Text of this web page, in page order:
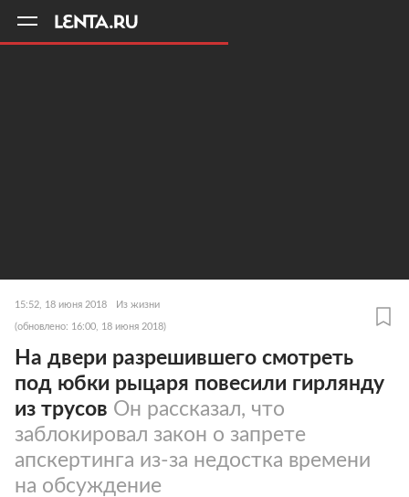
15:52, 18 июня 2018 Из жизни
(обновлено: 16:00, 18 июня 2018)
На двери разрешившего смотреть
под юбки рыцаря повесили гирлянду
из трусов Он рассказал, что
заблокировал закон о запрете
апскертинга из-за недостка времени
на обсуждение